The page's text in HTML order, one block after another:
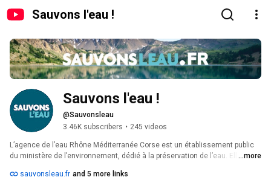
Sauvons l'eau !
Sauvons l'eau !
@Sauvonsleau
3.46K subscribers • 245 videos
L’agence de l’eau Rhône Méditerranée Corse est un établissement public
du ministère de l’environnement, dédié à la préservation de l’eau. Elle
est réinvesti auprès des collectivités, acteurs économiques et agricoles
...more
sauvonsleau.fr and 5 more links